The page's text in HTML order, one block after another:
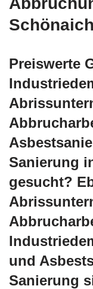
Schönaich
Preiswerte
Sanierung
gesucht?
und
Sanierung